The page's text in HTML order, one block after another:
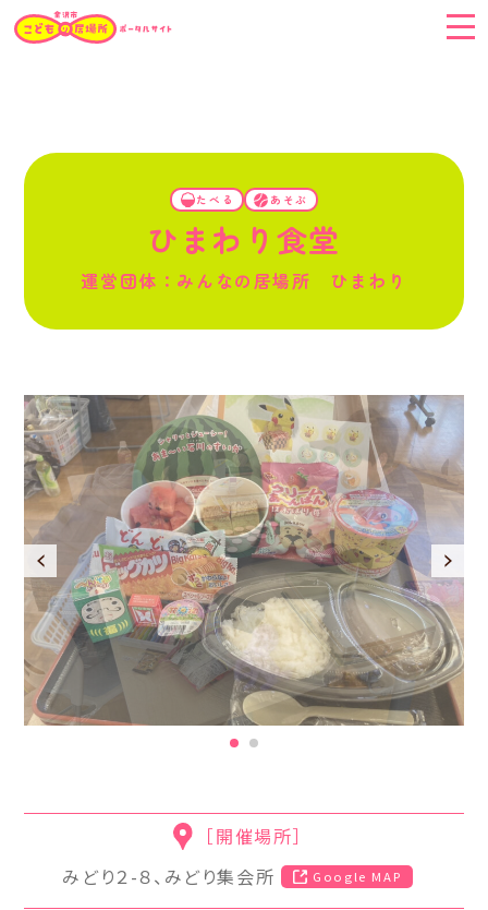
こどもの居場所を
つくりたい！
つづけたい！
応援したい！
こどもの居場所
とは
お知らせ一覧
（新着情報）
たべる あそぶ
ひまわり食堂
運営団体：みんなの居場所 ひまわり
［開催場所］
みどり２-８、みどり集会所
Google MAP